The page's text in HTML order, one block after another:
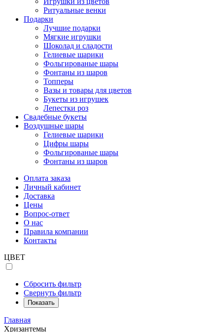
Ритуальные венки
Подарки
Лучшие подарки
Мягкие игрушки
Шоколад и сладости
Гелиевые шарики
Фольгированые шары
Фонтаны из шаров
Топперы
Вазы и товары для цветов
Букеты из игрушек
Лепестки роз
Свадебные букеты
Воздушные шары
Гелиевые шарики
Цифры шары
Фольгированые шары
Фонтаны из шаров
Оплата заказа
Личный кабинет
Доставка
Цены
Вопрос-ответ
О нас
Правила компании
Контакты
ЦВЕТ
Сбросить фильтр
Свернуть фильтр
Показать
Главная
Хризантемы